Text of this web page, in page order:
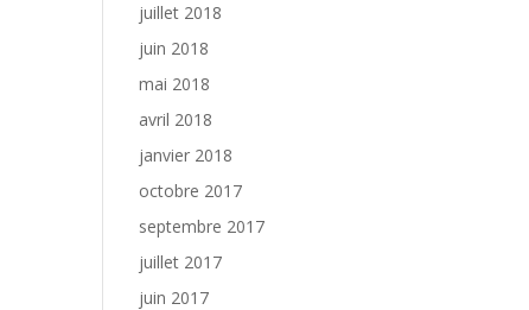
juillet 2018
juin 2018
mai 2018
avril 2018
janvier 2018
octobre 2017
septembre 2017
juillet 2017
juin 2017